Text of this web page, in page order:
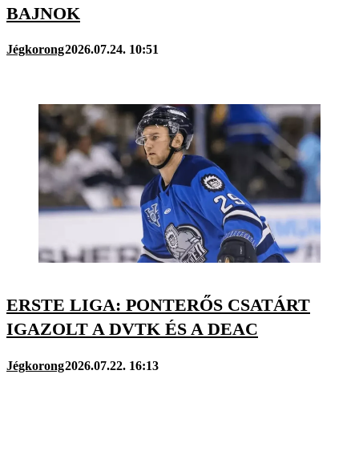
BAJNOK
Jégkorong2026.07.24. 10:51
ERSTE LIGA: PONTERŐS CSATÁRT
IGAZOLT A DVTK ÉS A DEAC
Jégkorong2026.07.22. 16:13